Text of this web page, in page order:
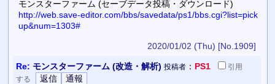
モンスターファーム (セーブデータ投稿・ダウンロード)
http://web.save-editor.com/bbs/savedata/ps1/bbs.cgi?list=pick
up&num=1303#
2020/01/02 (Thu) [No.1909]
Re: モンスターファーム (改造・解析) 投稿者： PS1
引用
する